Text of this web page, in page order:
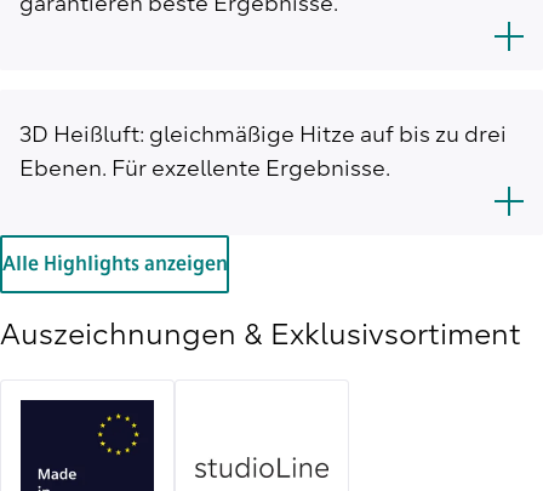
garantieren beste Ergebnisse.
3D Heißluft: gleichmäßige Hitze auf bis zu drei
Ebenen. Für exzellente Ergebnisse.
Alle Highlights anzeigen
Auszeichnungen & Exklusivsortiment